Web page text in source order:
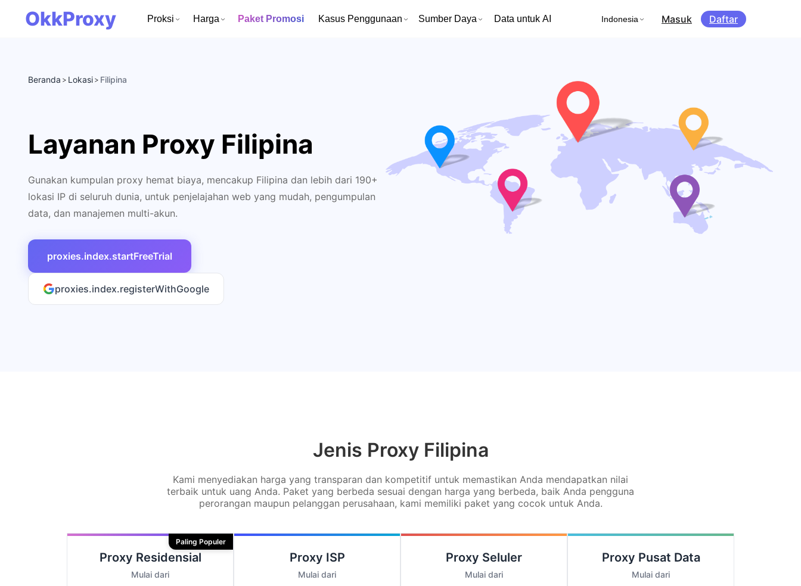
OkkProxy Proksi Harga Paket Promosi Kasus Penggunaan Sumber Daya Data untuk AI Indonesia Masuk Daftar
Beranda > Lokasi > Filipina
Layanan Proxy Filipina
Gunakan kumpulan proxy hemat biaya, mencakup Filipina dan lebih dari 190+
lokasi IP di seluruh dunia, untuk penjelajahan web yang mudah, pengumpulan
data, dan manajemen multi-akun.
proxies.index.startFreeTrial
proxies.index.registerWithGoogle
Jenis Proxy Filipina
Kami menyediakan harga yang transparan dan kompetitif untuk memastikan Anda mendapatkan nilai
terbaik untuk uang Anda. Paket yang berbeda sesuai dengan harga yang berbeda, baik Anda pengguna
perorangan maupun pelanggan perusahaan, kami memiliki paket yang cocok untuk Anda.
Proxy Residensial
Mulai dari
Paling Populer
Proxy ISP
Mulai dari
Proxy Seluler
Mulai dari
Proxy Pusat Data
Mulai dari